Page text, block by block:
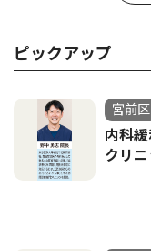
ピックアップ
宮前区
内科
クリ